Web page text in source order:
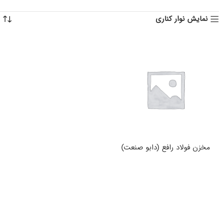
نمایش نوار کناری
مخزن فولاد رافع (دابو صنعت)